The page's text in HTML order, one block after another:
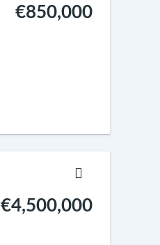
€850,000
€4,500,000